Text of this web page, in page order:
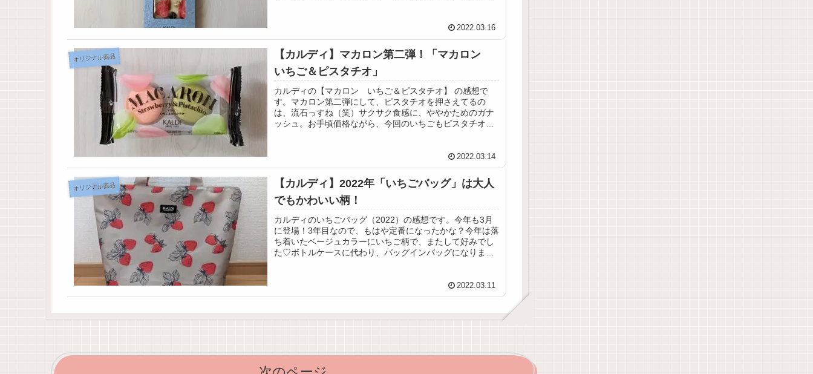
2022.03.16
オリジナル商品
【カルディ】マカロン第二弾！「マカロン
いちご＆ピスタチオ」
カルディの【マカロン いちご＆ピスタチオ】 の感想で
す。マカロン第二弾にして、ピスタチオを押さえてるの
は、流石っすね（笑）サクサク食感に、ややかためのガナ
ッシュ。お手頃価格ながら、今回のいちごもピスタチオも
2022.03.14
オリジナル商品
【カルディ】2022年「いちごバッグ」は大人
でもかわいい柄！
カルディのいちごバッグ（2022）の感想です。今年も3月
に登場！3年目なので、もはや定番になったかな？今年は落
ち着いたベージュカラーにいちご柄で、またして好みでし
た♡ボトルケースに代わり、バッグインバッグになりまし
2022.03.11